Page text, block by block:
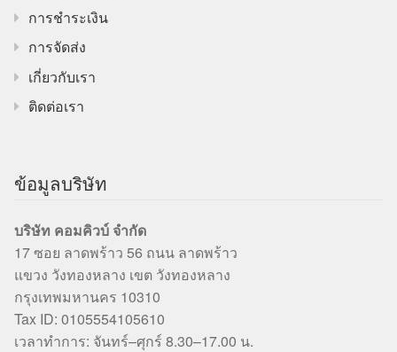
การชำระเงิน
การจัดส่ง
เกี่ยวกับเรา
ติดต่อเรา
ข้อมูลบริษัท
บริษัท คอมคิวบ์ จำกัด
17 ซอย ลาดพร้าว 56 ถนน ลาดพร้าว
แขวง วังทองหลาง เขต วังทองหลาง
กรุงเทพมหานคร 10310
Tax ID: 0105554105610
เวลาทำการ: จันทร์–ศุกร์ 8.30–17.00 น.